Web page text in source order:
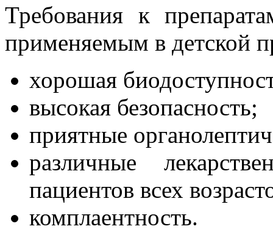
Требования к
применяемым в детской
хорошая
высокая безопасность;
приятные
различные
пациентов всех
комплаентность.